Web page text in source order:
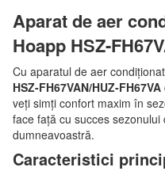
Aparat de aer
Hoapp HSZ-
Cu aparatul de aer condiționat
HSZ-FH67VAN/HUZ-FH67VA
veți simți confort maxim în
face față cu succes
dumneavoastră.
Caracteristici